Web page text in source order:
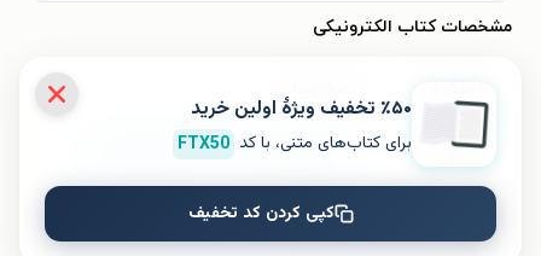
مشخصات کتاب الکترونیکی
موضوع ادبیات عامیانه و محلی، پژوهش ادبی
کبری رحیمی
٪۵۰ تخفیف ویژۀ اولین خرید
برای کتاب‌های متنی، با کد FTX50
کپی کردن کد تخفیف